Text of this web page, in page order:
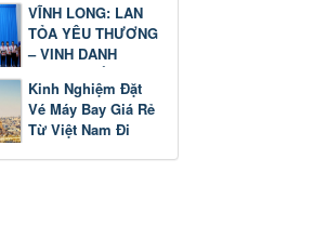
VĨNH LONG: LAN
TỎA YÊU THƯƠNG
– VINH DANH
GƯƠNG SÁNG
Kinh Nghiệm Đặt
Vé Máy Bay Giá Rẻ
Từ Việt Nam Đi